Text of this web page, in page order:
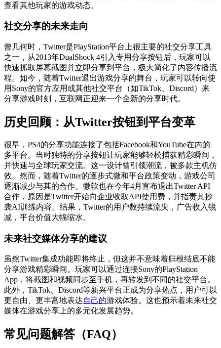
查看其他玩家的游戏动态。
社交分享的未来走向
曾几何时，Twitter是PlayStation平台上很主要的社交分享工具
之一，从2013年DualShock 4引入专用分享按钮后，玩家可以
快速抓取屏幕截图并立即分享到平台，极大简化了内容传播流
程。如今，随着Twitter退出游戏分享的舞台，玩家可以转向使
用Sony的官方应用或其他社交平台（如TikTok、Discord）来
分享游戏时刻，互联网正迎来一个全新的分享时代。
历史回顾：从Twitter按钮到平台变革
很早，PS4的分享功能连接了包括Facebook和YouTube在内的
多平台。当时独特的分享按钮让玩家能够轻松捕获精彩瞬间，
并快速与全球玩家交流。这一设计曾引领潮流，被多款主机仿
效。然而，随着Twitter的逐步式微和平台政策变动，游戏公司
逐渐减少与其的合作。微软也在今年4月宣布退出Twitter API
合作，原因是Twitter开始向企业收取API使用费，并指责其抄
袭AI训练内容。结果，Twitter的用户数持续流失，广告收入锐
减，平台价值大幅缩水。
未来社交媒体分享的建议
虽然Twitter集成功能即将终止，但这并不意味着归根结底不能
分享游戏精彩瞬间。玩家可以通过连接Sony的PlayStation
App，将截图和视频同步至手机，再转发到不同的社交平台。
此外，TikTok、Discord等新兴平台正成为分享热点，用户可以
更自由、更丰富地表达自己的游戏体验。这也预示着未来社交
媒体在游戏分享上的多元化发展趋势。
常见问题解答（FAQ）